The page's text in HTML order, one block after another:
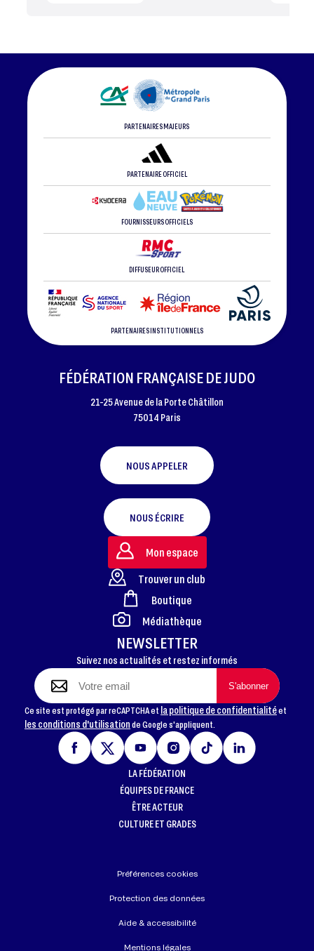
PARTENAIRES MAJEURS
PARTENAIRE OFFICIEL
FOURNISSEURS OFFICIELS
DIFFUSEUR OFFICIEL
PARTENAIRES INSTITUTIONNELS
FOOTER
FÉDÉRATION FRANÇAISE DE JUDO
21-25 Avenue de la Porte Châtillon
75014 Paris
NOUS APPELER
NOUS ÉCRIRE
NEWSLETTER
Suivez nos actualités et restez informés
Ce site est protégé par reCAPTCHA et la politique de confidentialitéet
les conditions d'utilisationde Google s'appliquent.
Mon espace
Trouver un club
Boutique
Médiathèque
LA FÉDÉRATION
ÉQUIPES DE FRANCE
ÊTRE ACTEUR
CULTURE ET GRADES
Préférences cookies
Protection des données
Aide & accessibilité
Mentions légales